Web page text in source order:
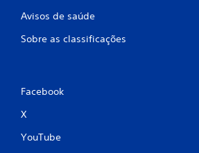
Avisos de saúde
Sobre as classificações
Facebook
X
YouTube